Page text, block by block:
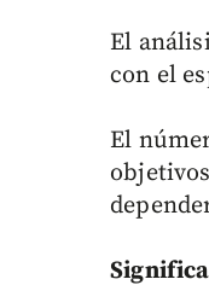
El
con el
El